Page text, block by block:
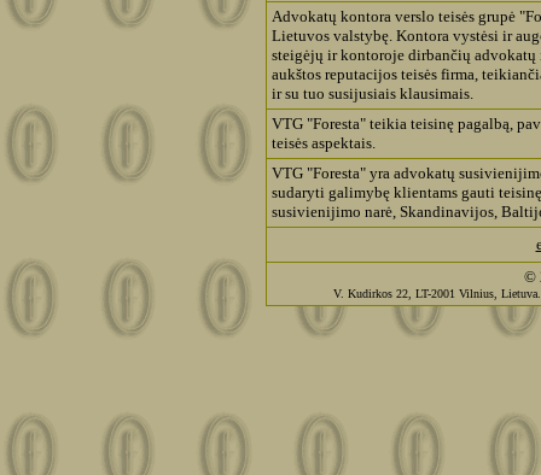
Advokatų kontora verslo teisės grupė
Lietuvos valstybę. Kontora vystėsi ir
steigėjų ir kontoroje dirbančių
aukštos reputacijos teisės firma,
ir su tuo susijusiais klausimais.
VTG "Foresta" teikia teisinę pagalbą,
teisės aspektais.
VTG "Foresta" yra advokatų
sudaryti galimybę klientams gauti
susivienijimo narė, Skandinavijos,
©
V. Kudirkos 22, LT-2001 Vilnius,